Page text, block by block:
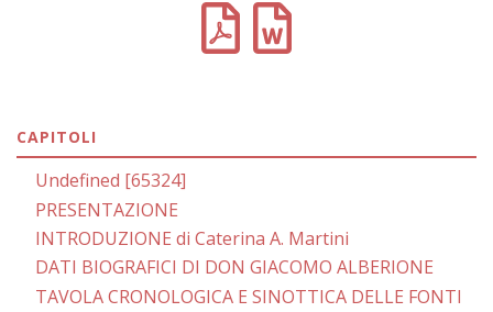
CAPITOLI
Undefined [65324]
PRESENTAZIONE
INTRODUZIONE di Caterina A. Martini
DATI BIOGRAFICI DI DON GIACOMO ALBERIONE
TAVOLA CRONOLOGICA E SINOTTICA DELLE FONTI